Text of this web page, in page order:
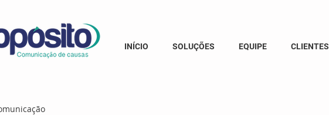
INÍCIO SOLUÇÕES EQUIPE CLIENTES